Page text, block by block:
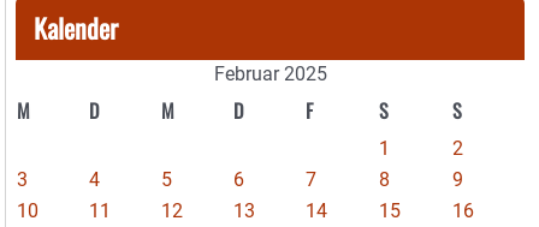
Kalender
Februar 2025
M D M D F S S
1
2
3
4 5 6 7 8
9
10
11 12 13 14 15
16